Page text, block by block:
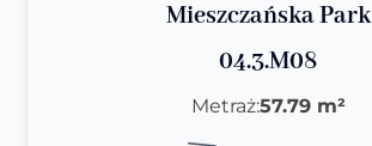
Mieszczańska Park
04.3.M08
Metraż:57.79 m²